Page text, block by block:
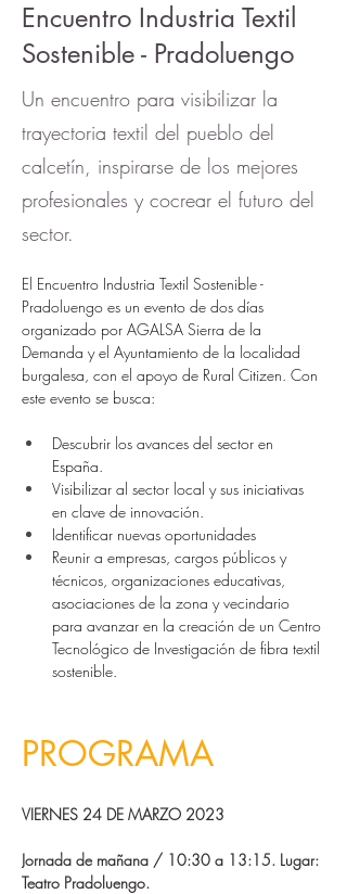
Encuentro Industria Textil
Sostenible - Pradoluengo
Un encuentro para visibilizar la
trayectoria textil del pueblo del
calcetín, inspirarse de los mejores
profesionales y cocrear el futuro del
sector.
El Encuentro Industria Textil Sostenible -
Pradoluengo es un evento de dos días
organizado por AGALSA Sierra de la
Demanda y el Ayuntamiento de la localidad
burgalesa, con el apoyo de Rural Citizen. Con
este evento se busca:
Descubrir los avances del sector en
España.
Visibilizar al sector local y sus iniciativas
en clave de innovación.
Identificar nuevas oportunidades
Reunir a empresas, cargos públicos y
técnicos, organizaciones educativas,
asociaciones de la zona y vecindario
para avanzar en la creación de un Centro
Tecnológico de Investigación de fibra textil
sostenible.
PROGRAMA
VIERNES 24 DE MARZO 2023
Jornada de mañana / 10:30 a 13:15. Lugar:
Teatro Pradoluengo.